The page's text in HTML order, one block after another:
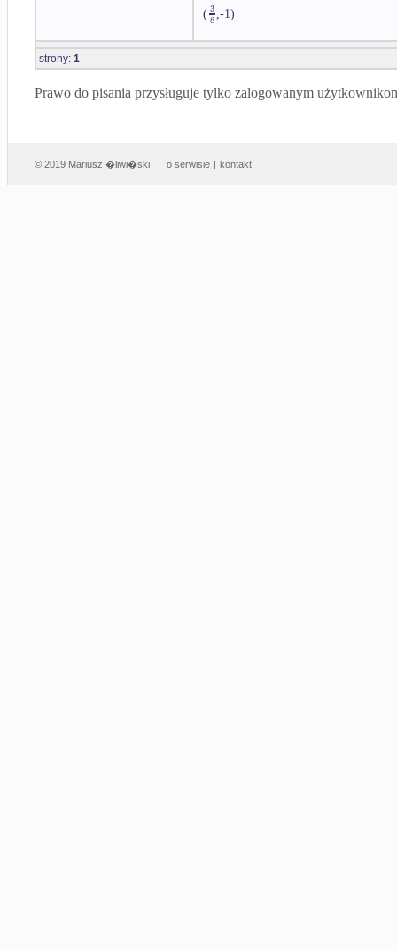
( 3
8 ,-1)
strony: 1
Prawo do pisania przysługuje tylko zalogowanym
© 2019 Mariusz �liwi�ski o serwisie | kontakt